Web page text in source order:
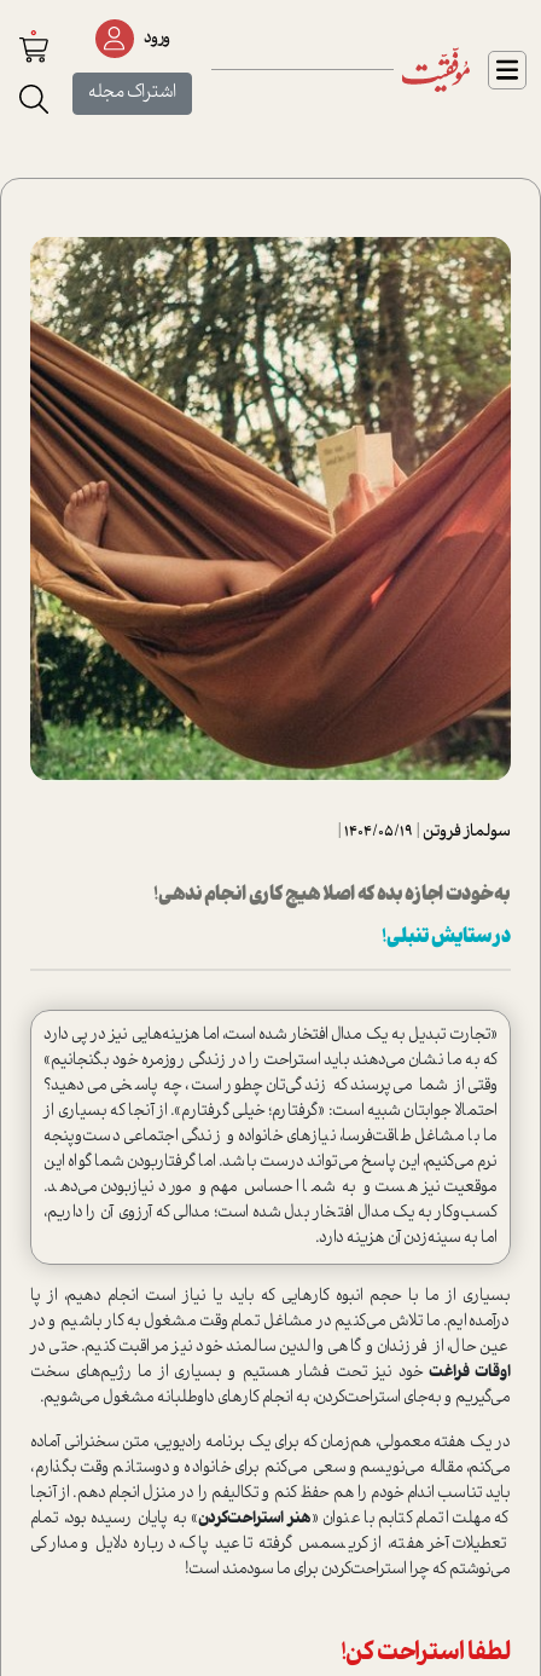
ورود
اشتراک مجله
0
سولماز فروتن|
1404/05/19
|
به خودت اجازه بده که اصلا هیچ کاری انجام ندهی!
در ستایش تنبلی!
«تجارت تبدیل به یک مدال افتخار شده است، اما هزینه‌هایی نیز در پی دارد
که به ما نشان می‌دهند باید استراحت را در زندگی روزمره خود بگنجانیم»
وقتی از شما می‌پرسند که زندگی‌تان چطور است، چه پاسخی می‌دهید؟
احتمالا جوابتان شبیه است: «گرفتارم؛ خیلی گرفتارم». از آنجا که بسیاری از
ما با مشاغل طاقت‌فرسا، نیازهای خانواده و زندگی اجتماعی دست‌و‌پنجه
نرم می‌کنیم، این پاسخ می‌تواند درست باشد. اما گرفتار‌بودن شما گواه این
موقعیت نیز هست و به شما احساس مهم و مورد‌نیاز‌بودن می‌دهد.
کسب‌و‌کار به یک مدال افتخار بدل شده است؛ مدالی که آرزوی آن را داریم،
اما به سینه‌زدن آن هزینه دارد.
بسیاری از ما با حجم انبوه کارهایی که باید یا نیاز است انجام دهیم، از پا
درآمده‌ایم. ما تلاش می‌کنیم در مشاغل تمام‌وقت مشغول به کار باشیم و در
عین حال، از فرزندان و گاهی والدین سالمند خود نیز مراقبت کنیم. حتی در
اوقات فراغتخود نیز تحت فشار هستیم و بسیاری از ما رژیم‌های سخت
می‌گیریم و به‌جای استراحت‌کردن، به انجام کارهای داوطلبانه مشغول می‌شویم.
در یک هفته معمولی، هم‌زمان که برای یک برنامه رادیویی، متن سخنرانی آماده
می‌کنم، مقاله می‌نویسم و سعی می‌کنم برای خانواده و دوستانم وقت بگذارم،
باید تناسب اندام خودم را هم حفظ کنم و تکالیفم را در منزل انجام دهم. از آنجا
که مهلت اتمام کتابم با عنوان «هنر استراحت‌کردن» به پایان رسیده بود، تمام
تعطیلات آخر هفته، از کریسمس گرفته تا عید پاک، درباره دلایل و مدارکی
می‌نوشتم که چرا استراحت‌کردن برای ما سودمند است!
لطفا استراحت کن!